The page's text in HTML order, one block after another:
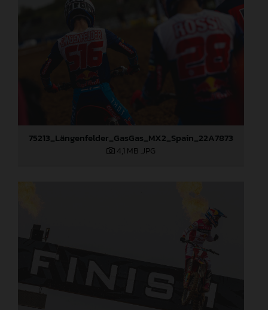
75213_Längenfelder_GasGas_MX2_Spain_22A7873
4,1 MB .JPG